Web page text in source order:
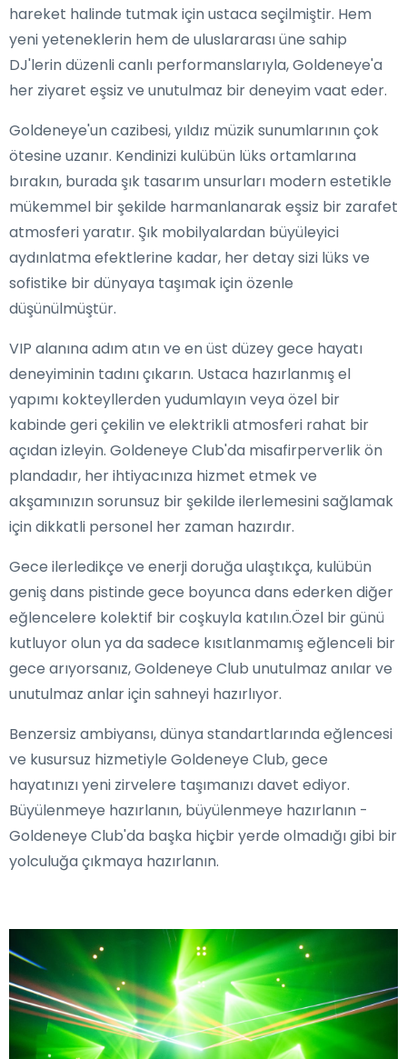
hareket halinde tutmak için ustaca seçilmiştir. Hem
yeni yeteneklerin hem de uluslararası üne sahip
DJ'lerin düzenli canlı performanslarıyla, Goldeneye'a
her ziyaret eşsiz ve unutulmaz bir deneyim vaat eder.
Goldeneye'un cazibesi, yıldız müzik sunumlarının çok
ötesine uzanır. Kendinizi kulübün lüks ortamlarına
bırakın, burada şık tasarım unsurları modern estetikle
mükemmel bir şekilde harmanlanarak eşsiz bir zarafet
atmosferi yaratır. Şık mobilyalardan büyüleyici
aydınlatma efektlerine kadar, her detay sizi lüks ve
sofistike bir dünyaya taşımak için özenle
düşünülmüştür.
VIP alanına adım atın ve en üst düzey gece hayatı
deneyiminin tadını çıkarın. Ustaca hazırlanmış el
yapımı kokteyllerden yudumlayın veya özel bir
kabinde geri çekilin ve elektrikli atmosferi rahat bir
açıdan izleyin. Goldeneye Club'da misafirperverlik ön
plandadır, her ihtiyacınıza hizmet etmek ve
akşamınızın sorunsuz bir şekilde ilerlemesini sağlamak
için dikkatli personel her zaman hazırdır.
Gece ilerledikçe ve enerji doruğa ulaştıkça, kulübün
geniş dans pistinde gece boyunca dans ederken diğer
eğlencelere kolektif bir coşkuyla katılın.Özel bir günü
kutluyor olun ya da sadece kısıtlanmamış eğlenceli bir
gece arıyorsanız, Goldeneye Club unutulmaz anılar ve
unutulmaz anlar için sahneyi hazırlıyor.
Benzersiz ambiyansı, dünya standartlarında eğlencesi
ve kusursuz hizmetiyle Goldeneye Club, gece
hayatınızı yeni zirvelere taşımanızı davet ediyor.
Büyülenmeye hazırlanın, büyülenmeye hazırlanın -
Goldeneye Club'da başka hiçbir yerde olmadığı gibi bir
yolculuğa çıkmaya hazırlanın.